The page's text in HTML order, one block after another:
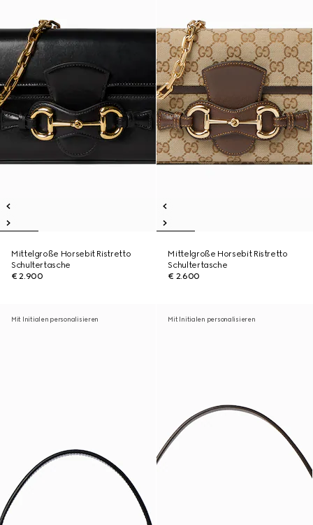
Mittelgroße Horsebit Ristretto
Schultertasche
€ 2.900
Mittelgroße Horsebit Ristretto
Schultertasche
€ 2.600
Mit Initialen personalisieren Mit Initialen personalisieren